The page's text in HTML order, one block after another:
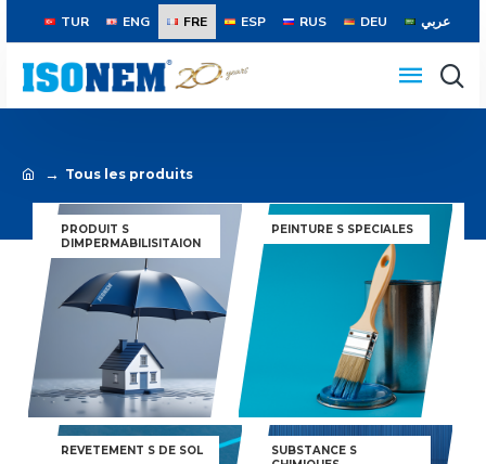
TUR ENG FRE ESP RUS DEU عربي
Tous les produits
Tous les produits
PRODUIT S
DIMPERMABILISITAION
PEINTURE S SPECIALES
REVETEMENT S DE SOL
SUBSTANCE S